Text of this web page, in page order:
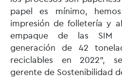
papel es mínimo,
impresión de folletería y
empaque de las SIM
generación de 42
reciclables en 2022”,
gerente de Sostenibilidad